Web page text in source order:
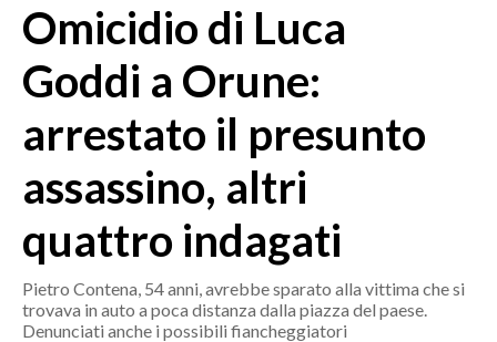
SASSARI E PROVINCIA
GALLURA
OGLIASTRA
ITALIA
MONDO
Omicidio di Luca
Goddi a Orune:
arrestato il presunto
assassino, altri
quattro indagati
Pietro Contena, 54 anni, avrebbe sparato alla vittima che si
trovava in auto a poca distanza dalla piazza del paese.
Denunciati anche i possibili fiancheggiatori